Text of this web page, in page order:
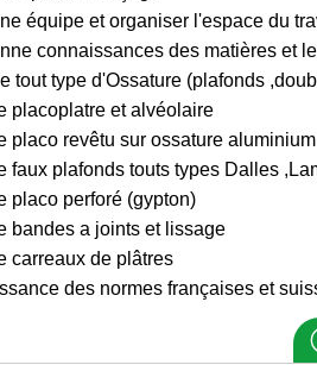
équipe et organiser l'espace du
connaissances des matières et
tout type d'Ossature (plafonds
placoplatre et alvéolaire
placo revêtu sur ossature aluminium
faux plafonds touts types Dalles
placo perforé (gypton)
bandes a joints et lissage
carreaux de plâtres
des normes françaises et